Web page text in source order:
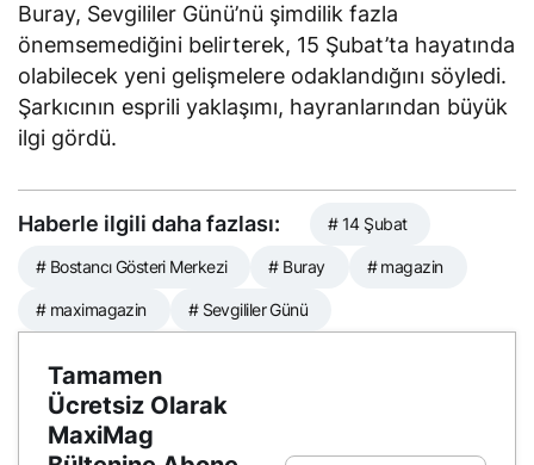
Buray, Sevgililer Günü’nü şimdilik fazla
önemsemediğini belirterek, 15 Şubat’ta hayatında
olabilecek yeni gelişmelere odaklandığını söyledi.
Şarkıcının esprili yaklaşımı, hayranlarından büyük
ilgi gördü.
Haberle ilgili daha fazlası: # 14 Şubat
# Bostancı Gösteri Merkezi # Buray # magazin
# maximagazin # Sevgililer Günü
Tamamen
Ücretsiz Olarak
MaxiMag